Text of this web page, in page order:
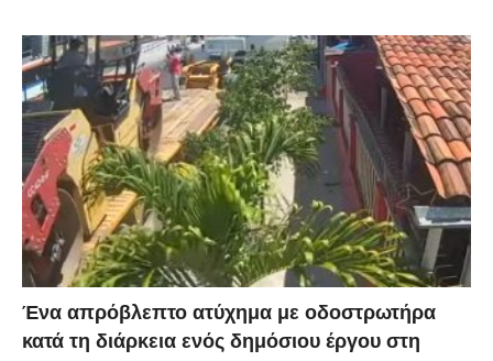
Ένα απρόβλεπτο ατύχημα με οδοστρωτήρα
κατά τη διάρκεια ενός δημόσιου έργου στη